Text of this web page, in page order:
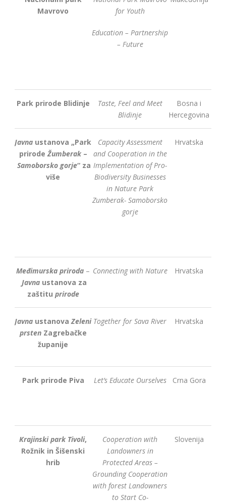
Mavrovo
for Youth
Education – Partnership
– Future
Park prirode Blidinje
Taste, Feel and Meet
Blidinje
Bosna i
Hercegovina
Javna ustanova „Park
prirode Žumberak–
Samoborsko gorje“ za
više
Capacity Assessment
and Cooperation in the
Implementation of Pro-
Biodiversity Businesses
in Nature Park
Zumberak- Samoborsko
gorje
Hrvatska
Međimurska priroda –
Javna ustanova za
zaštitu prirode
Connecting with Nature Hrvatska
Javna ustanova Zeleni
prstenZagrebačke
županije
Together for Sava River Hrvatska
Park prirode Piva Let’s Educate Ourselves Crna Gora
Krajinski park Tivoli,
Rožnik in Šišenski
hrib
Cooperation with
Landowners in
Protected Areas –
Grounding Cooperation
with forest Landowners
to Start Co-
Slovenija